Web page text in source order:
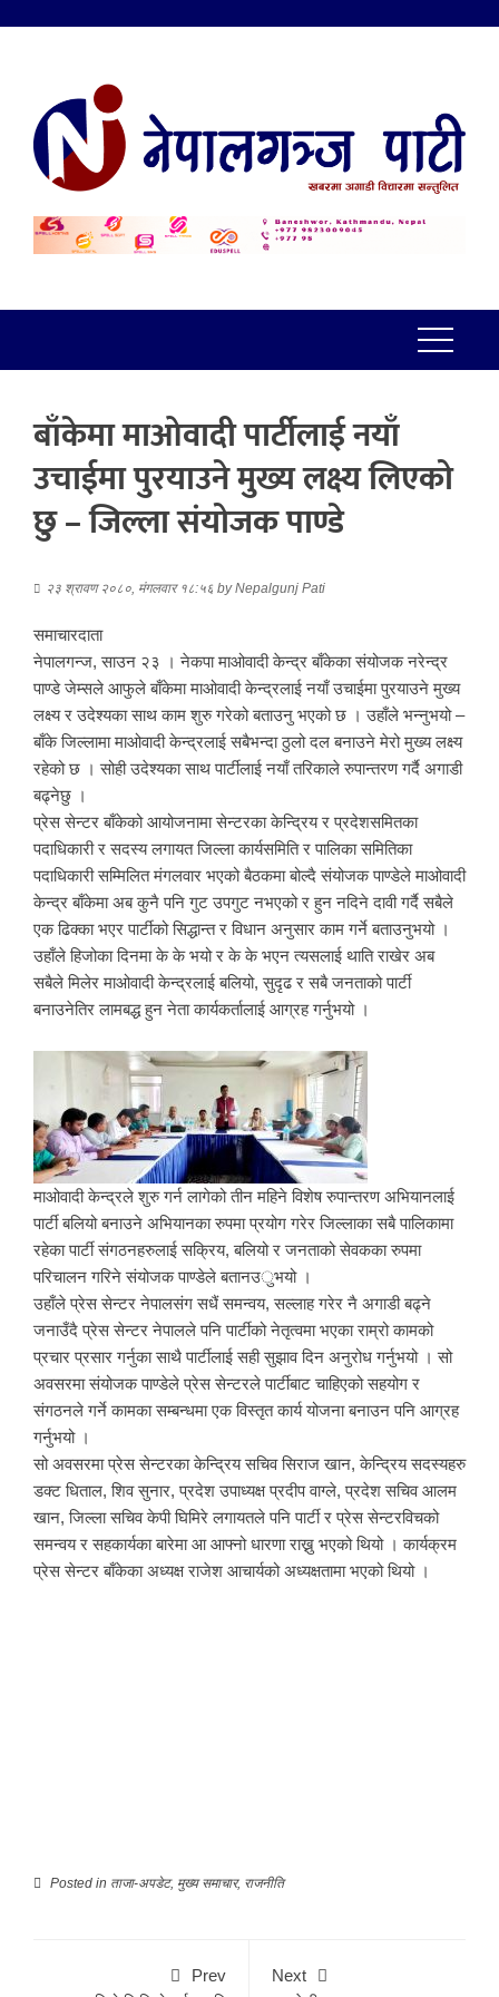
बाँकेमा माओवादी पार्टीलाई नयाँ
उचाईमा पुरयाउने मुख्य लक्ष्य लिएको
छु – जिल्ला संयोजक पाण्डे
२३ श्रावण २०८०, मंगलवार १८:५६ byNepalgunj Pati
समाचारदाता
नेपालगन्ज, साउन २३ । नेकपा माओवादी केन्द्र बाँकेका संयोजक नरेन्द्र
पाण्डे जेम्सले आफुले बाँकेमा माओवादी केन्द्रलाई नयाँ उचाईमा पुरयाउने मुख्य
लक्ष्य र उदेश्यका साथ काम शुरु गरेको बताउनु भएको छ । उहाँले भन्नुभयो –
बाँके जिल्लामा माओवादी केन्द्रलाई सबैभन्दा ठुलो दल बनाउने मेरो मुख्य लक्ष्य
रहेको छ । सोही उदेश्यका साथ पार्टीलाई नयाँ तरिकाले रुपान्तरण गर्दै अगाडी
बढ्नेछु ।
प्रेस सेन्टर बाँकेको आयोजनामा सेन्टरका केन्द्रिय र प्रदेशसमितका
पदाधिकारी र सदस्य लगायत जिल्ला कार्यसमिति र पालिका समितिका
पदाधिकारी सम्मिलित मंगलवार भएको बैठकमा बोल्दै संयोजक पाण्डेले माओवादी
केन्द्र बाँकेमा अब कुनै पनि गुट उपगुट नभएको र हुन नदिने दावी गर्दै सबैले
एक ढिक्का भएर पार्टीको सिद्धान्त र विधान अनुसार काम गर्ने बताउनुभयो ।
उहाँले हिजोका दिनमा के के भयो र के के भएन त्यसलाई थाति राखेर अब
सबैले मिलेर माओवादी केन्द्रलाई बलियो, सुदृढ र सबै जनताको पार्टी
बनाउनेतिर लामबद्ध हुन नेता कार्यकर्तालाई आग्रह गर्नुभयो ।
माओवादी केन्द्रले शुरु गर्न लागेको तीन महिने विशेष रुपान्तरण अभियानलाई
पार्टी बलियो बनाउने अभियानका रुपमा प्रयोग गरेर जिल्लाका सबै पालिकामा
रहेका पार्टी संगठनहरुलाई सक्रिय, बलियो र जनताको सेवकका रुपमा
परिचालन गरिने संयोजक पाण्डेले बतानउुभयो ।
उहाँले प्रेस सेन्टर नेपालसंग सधैं समन्वय, सल्लाह गरेर नै अगाडी बढ्ने
जनाउँदै प्रेस सेन्टर नेपालले पनि पार्टीको नेतृत्वमा भएका राम्रो कामको
प्रचार प्रसार गर्नुका साथै पार्टीलाई सही सुझाव दिन अनुरोध गर्नुभयो । सो
अवसरमा संयोजक पाण्डेले प्रेस सेन्टरले पार्टीबाट चाहिएको सहयोग र
संगठनले गर्ने कामका सम्बन्धमा एक विस्तृत कार्य योजना बनाउन पनि आग्रह
गर्नुभयो ।
सो अवसरमा प्रेस सेन्टरका केन्द्रिय सचिव सिराज खान, केन्द्रिय सदस्यहरु
डक्ट धिताल, शिव सुनार, प्रदेश उपाध्यक्ष प्रदीप वाग्ले, प्रदेश सचिव आलम
खान, जिल्ला सचिव केपी घिमिरे लगायतले पनि पार्टी र प्रेस सेन्टरविचको
समन्वय र सहकार्यका बारेमा आ आफ्नो धारणा राख्नु भएको थियो । कार्यक्रम
प्रेस सेन्टर बाँकेका अध्यक्ष राजेश आचार्यको अध्यक्षतामा भएको थियो ।
Posted in ताजा-अपडेट, मुख्य समाचार, राजनीति
Prev
Next